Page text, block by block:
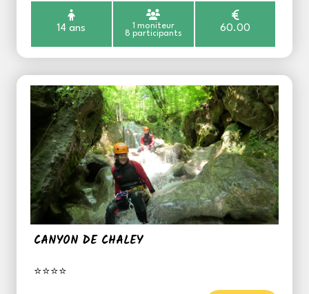
14 ans
1 moniteur
8 participants
60.00
CANYON DE CHALEY
⭐⭐⭐⭐